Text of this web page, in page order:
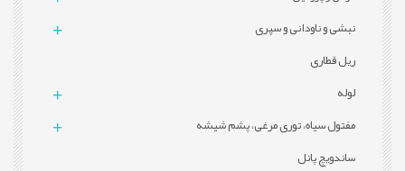
نبشی و ناودانی و سپری
ریل قطاری
لوله
مفتول سیاه، توری مرغی، پشم شیشه
ساندویچ پانل